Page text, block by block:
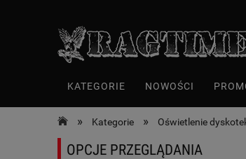
KATEGORIE NOWOŚCI
» Kategorie » Oświetlenie
OPCJE PRZEGLĄDANIA